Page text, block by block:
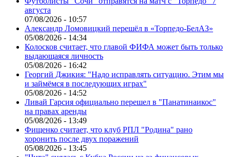
августа
07/08/2026 - 10:57
Александр Ломовицкий перешёл в «Торпедо-БелАЗ»
05/08/2026 - 14:34
Колосков считает, что главой ФИФА может быть только
выдающаяся личность
05/08/2026 - 16:42
Георгий Джикия: "Надо исправлять ситуацию. Этим мы
и займёмся в последующих играх"
05/08/2026 - 14:52
Ливай Гарсия официально перешел в "Панатинаикос"
на правах аренды
05/08/2026 - 13:49
Фищенко считает, что клуб РПЛ "Родина" рано
хоронить после двух поражений
05/08/2026 - 13:45